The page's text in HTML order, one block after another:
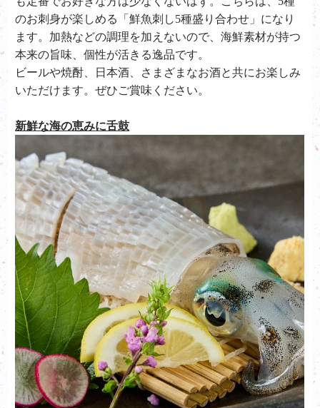
のお刺身が楽しめる「鮮魚刺し5種盛り合わせ」になり
ます。加熱などの調理を加えないので、海鮮素材が持つ
本来の旨味、個性が活きる逸品です。
ビールや焼酎、日本酒、さまざまなお酒と共にお楽しみ
いただけます。ぜひご賞味ください。
新鮮な海の恵みに舌鼓